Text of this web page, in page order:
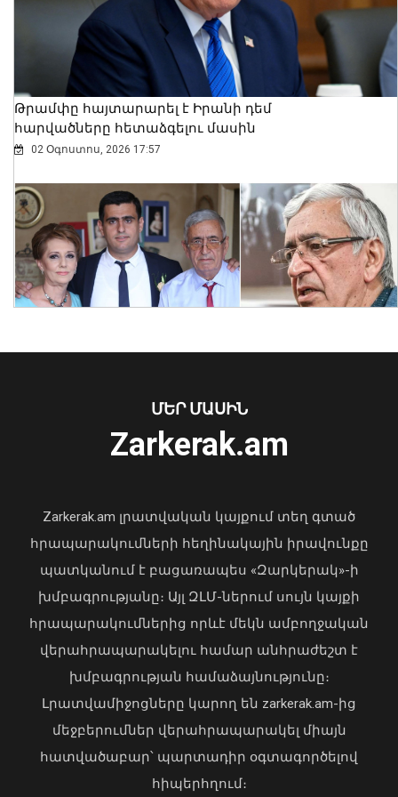
Բրիտանիայի դեսպանը հայերեն է
խոսում․ տեսանյութ
06 Օգոստոս, 2026 23:30
Վահագն Խաչատուրյանն ընդունել է
Picsart ընկերության հիմնադիր և
գործադիր տնօրեն Հովհաննես
Թրամփը հայտարարել է Իրանի դեմ
հարվածները հետաձգելու մասին
02 Օգոստոս, 2026 17:57
«Պարտվեցինք դաժան հիվանդության
04 Օգոստոս, 2026 19:12
ՄԵՐ ՄԱՍԻՆ
Zarkerak.am
Zarkerak.am լրատվական կայքում տեղ գտած
հրապարակումների հեղինակային իրավունքը
պատկանում է բացառապես «Զարկերակ»-ի
խմբագրությանը։ Այլ ԶԼՄ-ներում սույն կայքի
հրապարակումներից որևէ մեկն ամբողջական
վերահրապարակելու համար անհրաժեշտ է
խմբագրության համաձայնությունը։
Լրատվամիջոցները կարող են zarkerak.am-ից
մեջբերումներ վերահրապարակել միայն
հատվածաբար՝ պարտադիր օգտագործելով
հիպերհղում։